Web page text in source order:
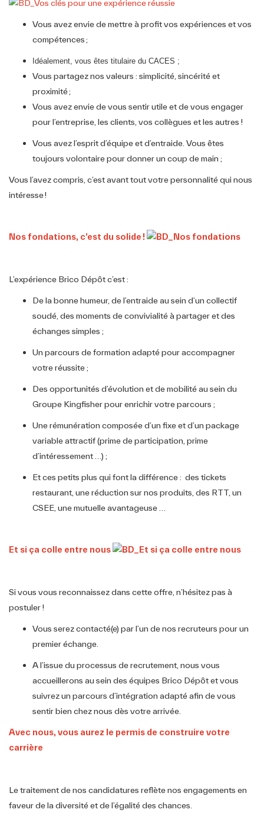
Vous avez envie de mettre à profit vos expériences et vos
compétences ;
Idéalement, vous êtes titulaire du CACES ;
Vous partagez nos valeurs : simplicité, sincérité et
proximité ;
Vous avez envie de vous sentir utile et de vous engager
pour l’entreprise, les clients, vos collègues et les autres !
Vous avez l’esprit d’équipe et d’entraide. Vous êtes
toujours volontaire pour donner un coup de main ;
Vous l’avez compris, c’est avant tout votre personnalité qui nous
intéresse !
Nos fondations, c’est du solide !
L’expérience Brico Dépôt c’est :
De la bonne humeur, de l’entraide au sein d’un collectif
soudé, des moments de convivialité à partager et des
échanges simples ;
Un parcours de formation adapté pour accompagner
votre réussite ;
Des opportunités d’évolution et de mobilité au sein du
Groupe Kingfisher pour enrichir votre parcours ;
Une rémunération composée d’un fixe et d’un package
variable attractif (prime de participation, prime
d’intéressement …) ;
Et ces petits plus qui font la différence : des tickets
restaurant, une réduction sur nos produits, des RTT, un
CSEE, une mutuelle avantageuse …
Et si ça colle entre nous
Si vous vous reconnaissez dans cette offre, n’hésitez pas à
postuler !
Vous serez contacté(e) par l’un de nos recruteurs pour un
premier échange.
A l’issue du processus de recrutement, nous vous
accueillerons au sein des équipes Brico Dépôt et vous
suivrez un parcours d’intégration adapté afin de vous
sentir bien chez nous dès votre arrivée.
Avec nous, vous aurez le permis de construire️ votre
carrière
Le traitement de nos candidatures reflète nos engagements en
faveur de la diversité et de l’égalité des chances.